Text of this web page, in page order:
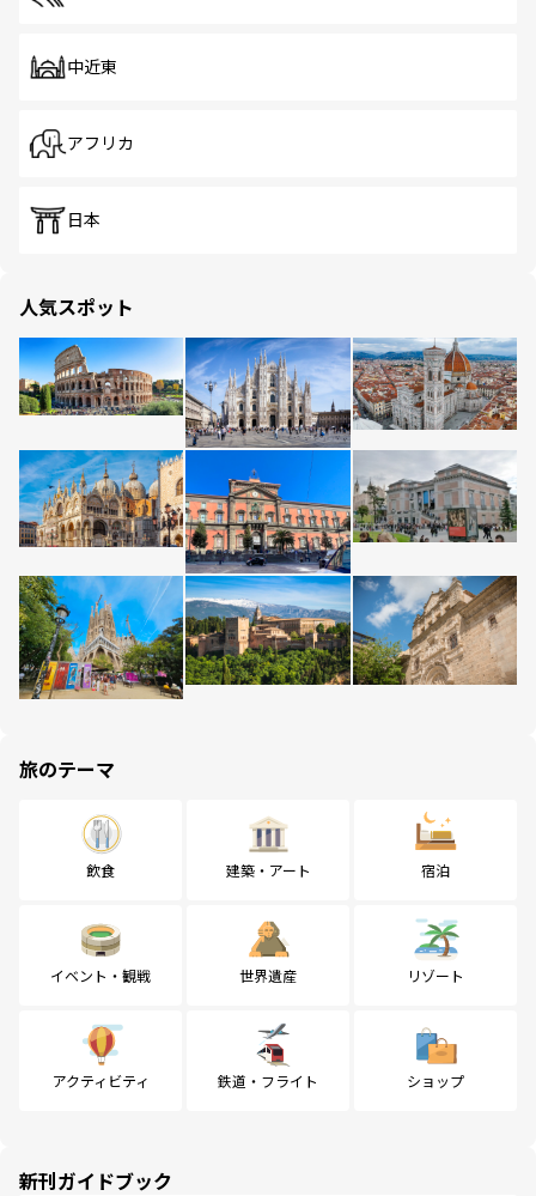
中近東
アフリカ
日本
人気スポット
旅のテーマ
飲食 建築・アート 宿泊
イベント・観戦 世界遺産 リゾート
アクティビティ 鉄道・フライト ショップ
新刊ガイドブック